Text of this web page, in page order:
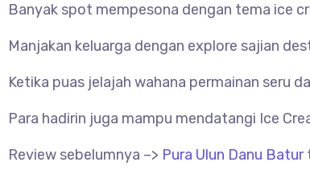
Banyak spot mempesona dengan tema ice
Manjakan keluarga dengan explore sajian
Ketika puas jelajah wahana permainan seru
Para hadirin juga mampu mendatangi Ice
Review sebelumnya –> Pura Ulun Danu Batur